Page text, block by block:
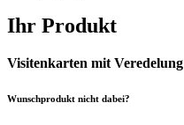
Ihr Produkt
Visitenkarten mit Veredelung
Wunschprodukt nicht dabei?